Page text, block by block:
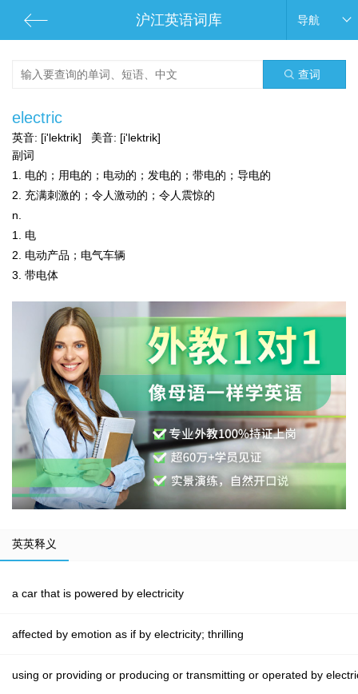
沪江英语词库 导航
查词
electric
英音: [i'lektrik] 美音: [i'lektrik]
副词
1. 电的；用电的；电动的；发电的；带电的；导电的
2. 充满刺激的；令人激动的；令人震惊的
n.
1. 电
2. 电动产品；电气车辆
3. 带电体
英英释义
a car that is powered by electricity
affected by emotion as if by electricity; thrilling
using or providing or producing or transmitting or operated by